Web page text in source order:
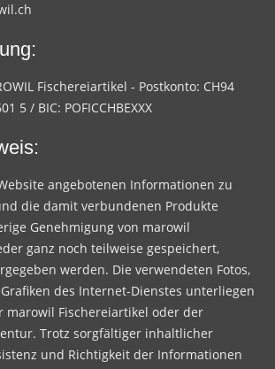
Fischereiartikel - Postkonto: CH94
5 / BIC: POFICCHBEXXX
angebotenen Informationen zu
die damit verbundenen Produkte
Genehmigung von marowil
ganz noch teilweise gespeichert,
werden. Die verwendeten Fotos,
des Internet-Dienstes unterliegen
marowil Fischereiartikel oder der
Trotz sorgfältiger inhaltlicher
und Richtigkeit der Informationen